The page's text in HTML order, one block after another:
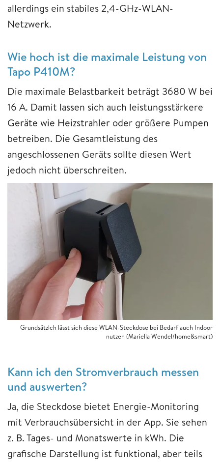
allerdings ein stabiles 2,4-GHz-WLAN-
Netzwerk.
Wie hoch ist die maximale Leistung von
Tapo P410M?
Die maximale Belastbarkeit beträgt 3680 W bei
16 A. Damit lassen sich auch leistungsstärkere
Geräte wie Heizstrahler oder größere Pumpen
betreiben. Die Gesamtleistung des
angeschlossenen Geräts sollte diesen Wert
jedoch nicht überschreiten.
Grundsätzlch lässt sich diese WLAN-Steckdose bei Bedarf auch Indoor
nutzen (Mariella Wendel/home&smart)
Kann ich den Stromverbrauch messen
und auswerten?
Ja, die Steckdose bietet Energie-Monitoring
mit Verbrauchsübersicht in der App. Sie sehen
z. B. Tages- und Monatswerte in kWh. Die
grafische Darstellung ist funktional, aber teils